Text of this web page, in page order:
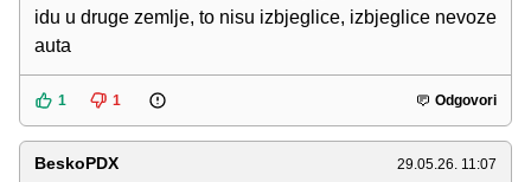
idu u druge zemlje, to nisu izbjeglice, izbjeglice nevoze
auta
1 1 Odgovori
BeskoPDX 29.05.26. 11:07